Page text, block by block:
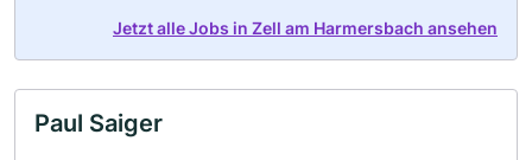
Jetzt alle Jobs in Zell am Harmersbach ansehen
Paul Saiger